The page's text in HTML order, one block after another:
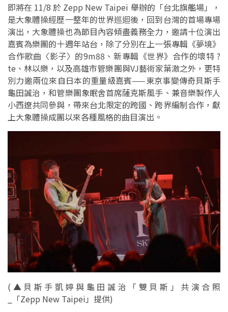
即將在 11/8 於 Zepp New Taipei 舉辦的「台北旗艦場」，
是大象體操經歷一整年的世界巡迴後，回到台灣的首場專場
演出，大象體操也為節目內容傾盡義務全力，邀請十位演出
嘉賓為樂團的十週年站台，除了分別在上一張專輯《夢境》
合作歌曲〈影子〉的9m88、新專輯《世界》合作的壞特 ?
te、林以樂，以及高雄市管樂團與VJ藝術家葉澈之外，更特
別力邀兩位來自日本的重量級嘉賓——東京事變傳奇貝斯手
龜田誠治，和管樂團象眠舍首席薩克斯風手、兼音樂製作人
小西遼共同參與，帶來台北限定的跨國、跨界編制合作，獻
上大象體操成團以來各種風格的曲目演出。
( ▲貝斯手凱婷與龜田誠治「雙貝斯」共演合照
_「Zepp New Taipei」提供)